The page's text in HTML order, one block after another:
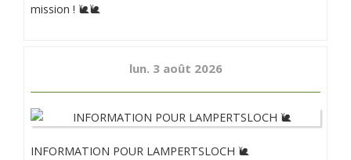
mission ! 🐌🐌
lun. 3 août 2026
INFORMATION POUR LAMPERTSLOCH 🐌